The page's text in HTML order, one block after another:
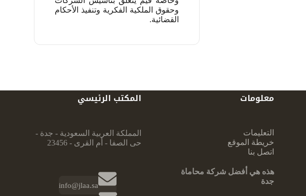
وحقوق الملكية الفكرية وتنفيذ الأحكام
القضائية.
معلومات
التعليمات
خريطة الموقع
اتصل بنا
هذه هي أفضل شركة محاماة
جدة
المكتب الرئيسي
المملكة العربية السعودية - جدة -
حى الصفا - أم القرى - 23456
info@jlaa.sa